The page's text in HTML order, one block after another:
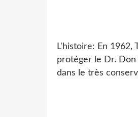
L'histoire: En 1962,
protéger le Dr. Don
dans le très